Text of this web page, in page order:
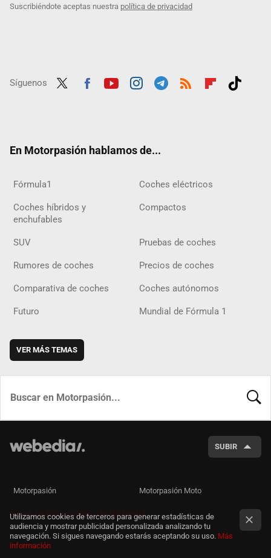
Suscribiéndote aceptas nuestra política de privacidad
Síguenos
En Motorpasión hablamos de...
Fórmula1 Coches eléctricos
Coches híbridos y
enchufables
Compactos
SUV Pruebas de coches
Rumores de coches Precios de coches
Comparativa de coches Coches autónomos
Futuro Mundial de Fórmula 1
VER MÁS TEMAS
SUBIR
Motorpasión Motorpasión Moto
Otras publicaciones de Webedia
Utilizamos cookies de terceros para generar estadísticas de
audiencia y mostrar publicidad personalizada analizando tu
navegación. Si sigues navegando estarás aceptando su uso. Más
información